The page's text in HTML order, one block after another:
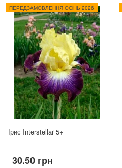
ПЕРЕДЗАМОВЛЕННЯ ОСіНЬ 2026
Ірис Interstellar 5+
30.50 грн